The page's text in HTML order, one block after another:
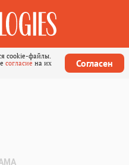
cookie-файлы.
согласие на их
Согласен